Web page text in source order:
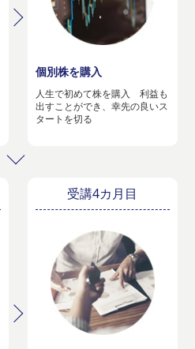
個別株を購入
人生で初めて株を購入 利益も
出すことができ、幸先の良いス
タートを切る
受講4カ月目